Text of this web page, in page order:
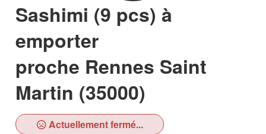
Sashimi (9 pcs) à
emporter
proche Rennes Saint
Martin (35000)
Actuellement fermé...